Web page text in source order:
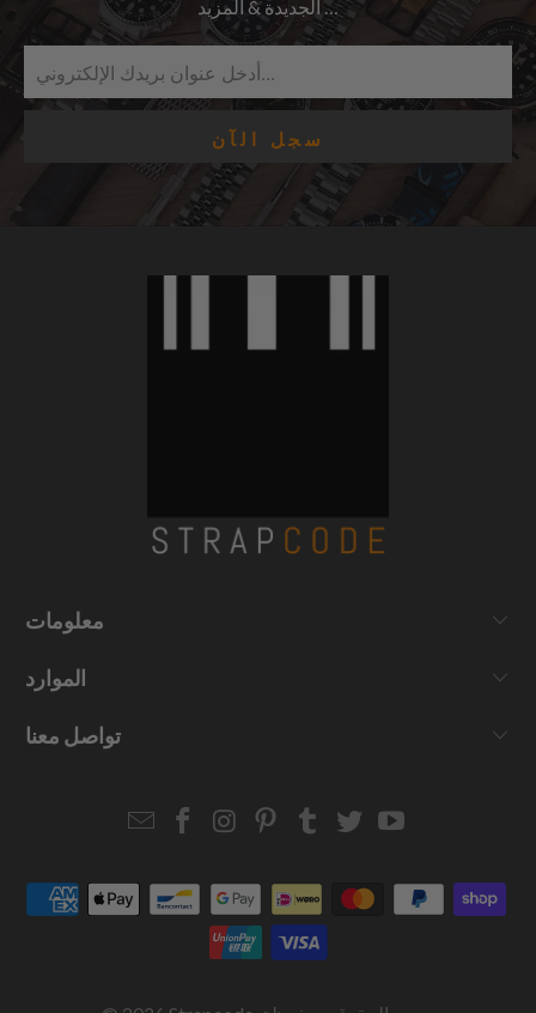
الجديدة & المزيد …
معلومات
الموارد
تواصل معنا
EmailStrapcode
Facebook
Strapcode
Instagram
Strapcode
Pinterest
Strapcode
Tumblr
Strapcode
TwitterYouTube